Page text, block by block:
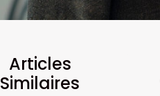
Articles
Similaires